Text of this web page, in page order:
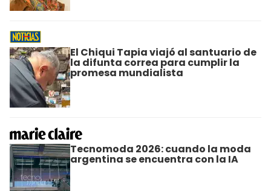
El Chiqui Tapia viajó al santuario de
la difunta correa para cumplir la
promesa mundialista
Tecnomoda 2026: cuando la moda
argentina se encuentra con la IA